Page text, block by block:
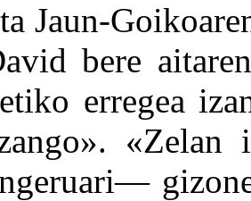
Jaun-
bere
erregea